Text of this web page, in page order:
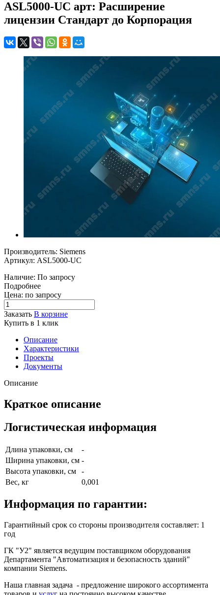
ASL5000-UC арт: Расширение
лицензии Стандарт до Корпорация
Производитель: Siemens
Артикул: ASL5000-UC
Наличие: По запросу
Подробнее
Цена: по запросу
Заказать В корзине
Купить в 1 клик
Описание
Характеристики
Проекты
Документы
Описание
Краткое описание
Логистическая информация
Длина упаковки, см
-
Ширина упаковки, см -
Высота упаковки, см
-
Вес, кг
0,001
Информация по гарантии:
Гарантийный срок со стороны производителя составляет: 1
год
ГК "У2" является ведущим поставщиком оборудования
Департамента "Автоматизация и безопасность зданий"
компании Siemens.
Наша главная задача - предложение широкого ассортимента